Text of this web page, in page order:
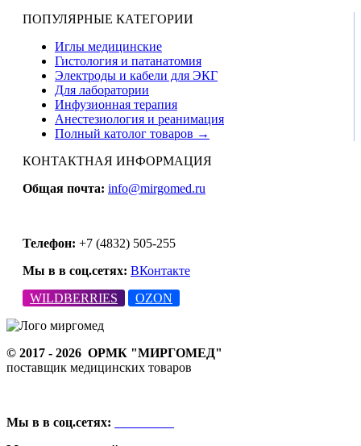
ПОПУЛЯРНЫЕ КАТЕГОРИИ
Иглы медицинские
Гистология и патанатомия
Электроды и кабели для ЭКГ
Для лаборатории
Инфузионная терапия
Анестезиология и реанимация
Полный католог товаров →
КОНТАКТНАЯ ИНФОРМАЦИЯ
Общая почта: info@mirgomed.ru
Телефон: +7 (4832) 505-255
Мы в в соц.сетях: ВКонтакте
WILDBERRIES
OZON
© 2017 - 2026 ОРМК "МИРГОМЕД"
поставщик медицинских товаров
Мы в в соц.сетях: